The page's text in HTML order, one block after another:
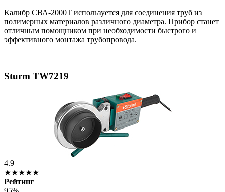
Калибр СВА-2000Т используется для соединения труб из
полимерных материалов различного диаметра. Прибор станет
отличным помощником при необходимости быстрого и
эффективного монтажа трубопровода.
Sturm TW7219
4.9
★★★★★
Рейтинг